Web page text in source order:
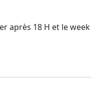
après 18 H et le week